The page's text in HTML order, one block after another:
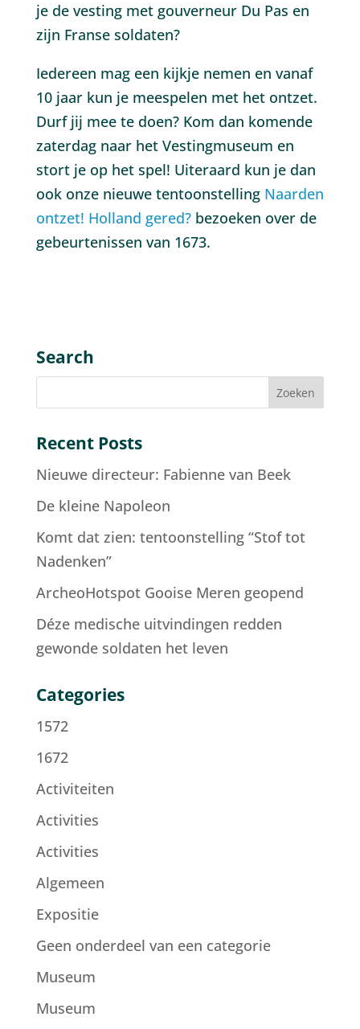
je de vesting met gouverneur Du Pas en
zijn Franse soldaten?
Iedereen mag een kijkje nemen en vanaf
10 jaar kun je meespelen met het ontzet.
Durf jij mee te doen? Kom dan komende
zaterdag naar het Vestingmuseum en
stort je op het spel! Uiteraard kun je dan
ook onze nieuwe tentoonstelling Naarden
ontzet! Holland gered?bezoeken over de
gebeurtenissen van 1673.
Search
Recent Posts
Nieuwe directeur: Fabienne van Beek
De kleine Napoleon
Komt dat zien: tentoonstelling “Stof tot
Nadenken”
ArcheoHotspot Gooise Meren geopend
Déze medische uitvindingen redden
gewonde soldaten het leven
Categories
1572
1672
Activiteiten
Activities
Activities
Algemeen
Expositie
Geen onderdeel van een categorie
Museum
Museum